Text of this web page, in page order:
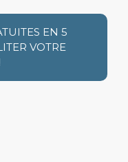
EN 5
VOTRE